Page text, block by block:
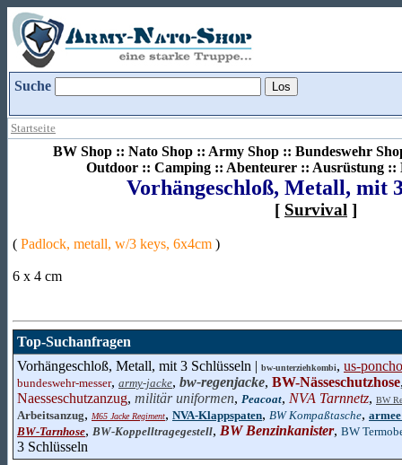
Suche
Startseite
BW Shop :: Nato Shop :: Army Shop :: Bundeswehr
Outdoor :: Camping :: Abenteurer :: Ausrüstung ::
Vorhängeschloß, Metall, mit
[ Survival ]
( Padlock, metall, w/3 keys, 6x4cm )
6 x 4 cm
Top-Suchanfragen
Vorhängeschloß, Metall, mit 3 Schlüsseln | bw-unterziehkombi, us-poncho
bundeswehr-messer, army-jacke, bw-regenjacke, BW-Nässeschutzhose
Naesseschutzanzug, militär uniformen, Peacoat, NVA Tarnnetz, BW
Arbeitsanzug, M65 Jacke Regiment, NVA-Klappspaten, BW Kompaßtasche,
BW-Tarnhose, BW-Koppelltragegestell, BW Benzinkanister, BW
3 Schlüsseln